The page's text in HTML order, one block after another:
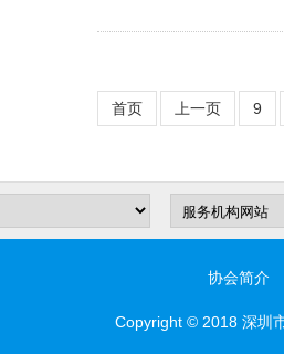
首页 上一页 9
协会简介
Copyright © 2018 深圳市